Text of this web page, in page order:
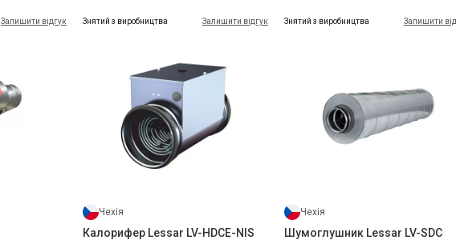
Залишити відгук Знятий з виробництва Залишити відгук
Чехія
Калорифер Lessar LV-HDCЕ-NIS
Знятий з виробництва Залишити
Чехія
Шумоглушник Lessar LV-SDC